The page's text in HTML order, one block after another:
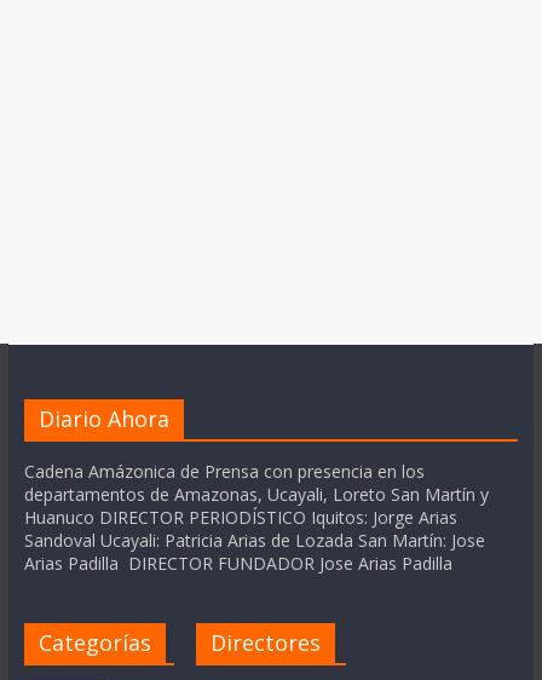
Diario Ahora
Cadena Amázonica de Prensa con presencia en los
departamentos de Amazonas, Ucayali, Loreto San Martín y
Huanuco DIRECTOR PERIODÍSTICO Iquitos: Jorge Arias
Sandoval Ucayali: Patricia Arias de Lozada San Martín: Jose
Arias Padilla DIRECTOR FUNDADOR Jose Arias Padilla
Categorías Directores